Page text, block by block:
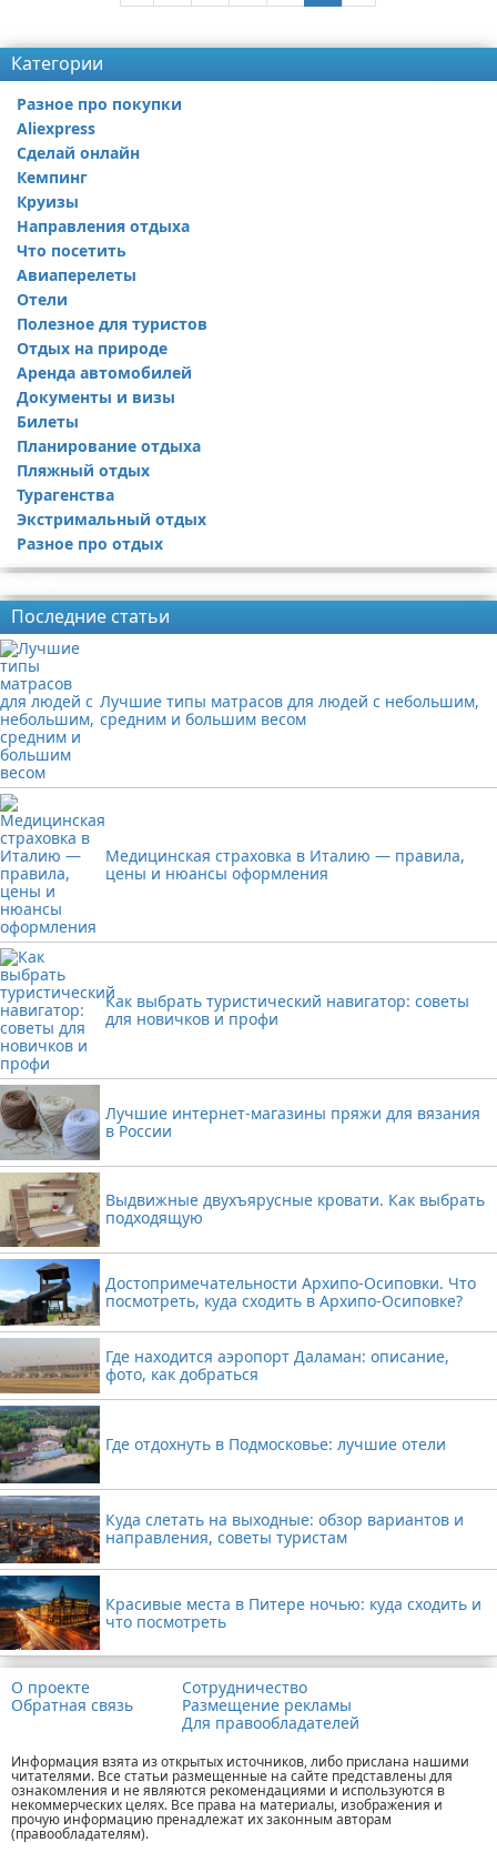
Категории
Разное про покупки
Aliexpress
Сделай онлайн
Кемпинг
Круизы
Направления отдыха
Что посетить
Авиаперелеты
Отели
Полезное для туристов
Отдых на природе
Аренда автомобилей
Документы и визы
Билеты
Планирование отдыха
Пляжный отдых
Турагенства
Экстримальный отдых
Разное про отдых
Последние статьи
Лучшие типы матрасов для людей с небольшим,
средним и большим весом
Медицинская страховка в Италию — правила,
цены и нюансы оформления
Как выбрать туристический навигатор: советы
для новичков и профи
Лучшие интернет-магазины пряжи для вязания
в России
Выдвижные двухъярусные кровати. Как выбрать
подходящую
Достопримечательности Архипо-Осиповки. Что
посмотреть, куда сходить в Архипо-Осиповке?
Где находится аэропорт Даламан: описание,
фото, как добраться
Где отдохнуть в Подмосковье: лучшие отели
Куда слетать на выходные: обзор вариантов и
направления, советы туристам
Красивые места в Питере ночью: куда сходить и
что посмотреть
О проекте
Обратная связь
Сотрудничество
Размещение рекламы
Для правообладателей
Информация взята из открытых источников, либо прислана нашими
читателями. Все статьи размещенные на сайте представлены для
ознакомления и не являются рекомендациями и используются в
некоммерческих целях. Все права на материалы, изображения и
прочую информацию пренадлежат их законным авторам
(правообладателям).